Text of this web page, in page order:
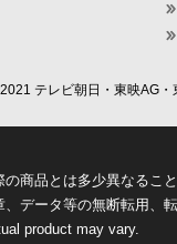
テレビ朝日・東映AG
商品とは多少異なるこ
データ等の無断転用、転
product may vary.